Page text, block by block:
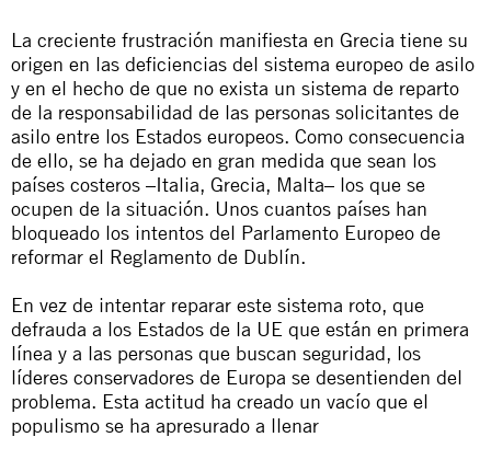
La creciente frustración manifiesta en Grecia tiene su
origen en las deficiencias del sistema europeo de asilo
y en el hecho de que no exista un sistema de reparto
de la responsabilidad de las personas solicitantes de
asilo entre los Estados europeos. Como consecuencia
de ello, se ha dejado en gran medida que sean los
países costeros –Italia, Grecia, Malta– los que se
ocupen de la situación. Unos cuantos países han
bloqueado los intentos del Parlamento Europeo de
reformar el Reglamento de Dublín.
En vez de intentar reparar este sistema roto, que
defrauda a los Estados de la UE que están en primera
línea y a las personas que buscan seguridad, los
líderes conservadores de Europa se desentienden del
problema. Esta actitud ha creado un vacío que el
populismo se ha apresurado a llenar